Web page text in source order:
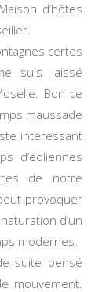
d’hôtes
certes
suis laissé
Bon ce
maussade
intéressant
d’éoliennes
de notre
provoquer
d’un
modernes.
suite pensé
mouvement.